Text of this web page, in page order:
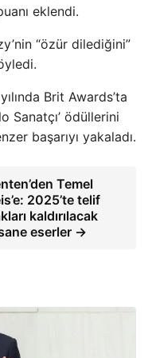
eklendi.
“özür dilediğini”
Brit Awards’ta
Sanatçı’ ödüllerini
başarıyı yakaladı.
Temel
2025’te telif
kaldırılacak
eserler →